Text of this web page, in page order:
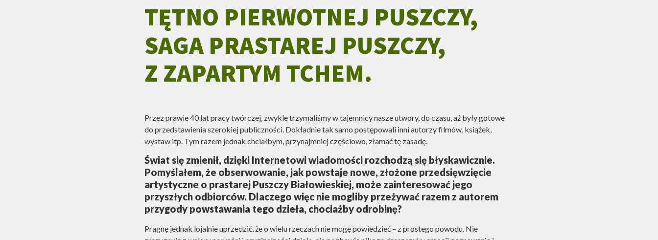
TĘTNO PIERWOTNEJ PUSZCZY,
SAGA PRASTAREJ PUSZCZY,
Z ZAPARTYM TCHEM.
Przez prawie 40 lat pracy twórczej, zwykle trzymaliśmy w tajemnicy nasze utwory, do czasu, aż były gotowe
do przedstawienia szerokiej publiczności. Dokładnie tak samo postępowali inni autorzy filmów, książek,
wystaw itp. Tym razem jednak chciałbym, przynajmniej częściowo, złamać tę zasadę.
Świat się zmienił, dzięki Internetowi wiadomości rozchodzą się błyskawicznie.
Pomyślałem, że obserwowanie, jak powstaje nowe, złożone przedsięwzięcie
artystyczne o prastarej Puszczy Białowieskiej, może zainteresować jego
przyszłych odbiorców. Dlaczego więc nie mogliby przeżywać razem z autorem
przygody powstawania tego dzieła, chociażby odrobinę?
Pragnę jednak lojalnie uprzedzić, że o wielu rzeczach nie mogę powiedzieć – z prostego powodu. Nie